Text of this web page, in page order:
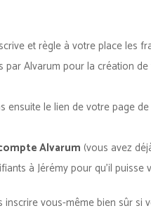
et règle à votre place les
par Alvarum pour la création
ensuite le lien de votre page
Alvarum (vous avez
à Jérémy pour qu’il puisse
inscrire vous-même bien sûr si